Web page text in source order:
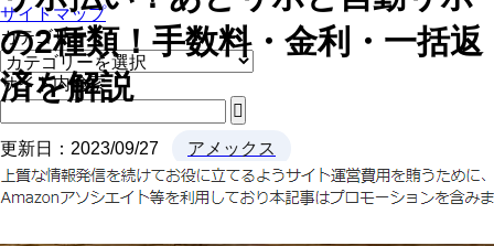
サイトマップ
カテゴリー
カ
テ
ゴ
リ
ー
サイト内検索
の2種類！手数料・金利・一括返
済を解説
更新日： 2023/09/27 アメックス